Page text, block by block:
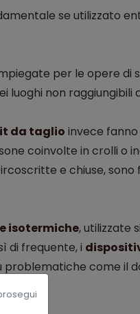
se utilizzato
per le opere di
luoghi non raggiungibili
da taglio invece
coinvolte in crolli o
e chiuse,
isotermiche, utilizzate
di frequente, i
problematiche come il